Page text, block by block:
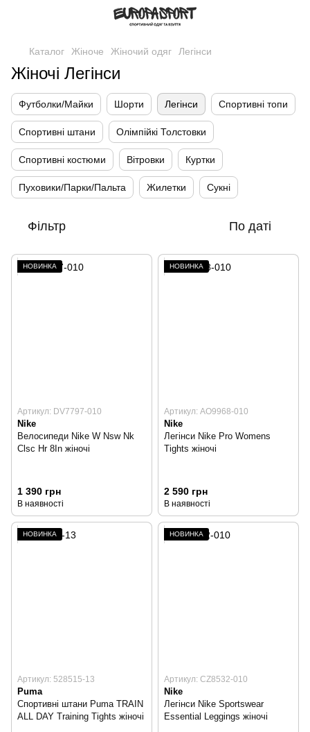
Каталог Жіноче Жіночий одяг Легінси
Жіночі Легінси
Футболки/Майки Шорти Легінси Спортивні топи
Спортивні штани Олімпійкі Толстовки
Спортивні костюми Вітровки Куртки
Пуховики/Парки/Пальта Жилетки Сукні
Фільтр По даті
НОВИНКА
Артикул: DV7797-010
Nike
Велосипеди Nike W Nsw Nk
Clsc Hr 8In жіночі
1 390 грн
В наявності
НОВИНКА
Артикул: AO9968-010
Nike
Легінси Nike Pro Womens
Tights жіночі
2 590 грн
В наявності
НОВИНКА
Артикул: 528515-13
Puma
Спортивні штани Puma TRAIN
ALL DAY Training Tights жіночі
НОВИНКА
Артикул: CZ8532-010
Nike
Легінси Nike Sportswear
Essential Leggings жіночі